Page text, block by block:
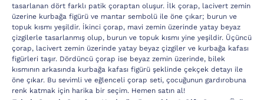
tasarlanan dört farklı patik çoraptan oluşur. İlk çorap, lacivert zemin
üzerine kurbağa figürü ve mantar sembolü ile öne çıkar; burun ve
topuk kısmı yeşildir. İkinci çorap, mavi zemin üzerinde yatay beyaz
çizgilerle tasarlanmış olup, burun ve topuk kısmı yine yeşildir. Üçüncü
çorap, lacivert zemin üzerinde yatay beyaz çizgiler ve kurbağa kafası
figürleri taşır. Dördüncü çorap ise beyaz zemin üzerinde, bilek
kısmının arkasında kurbağa kafası figürü şeklinde çekçek detayı ile
öne çıkar. Bu sevimli ve eğlenceli çorap seti, çocuğunun gardırobuna
renk katmak için harika bir seçim. Hemen satın al!